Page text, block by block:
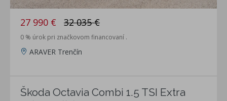
27 990 € 32 035 €
0 % úrok pri značkovom financovaní .
ARAVER Trenčín
Škoda Octavia Combi 1.5 TSI Extra